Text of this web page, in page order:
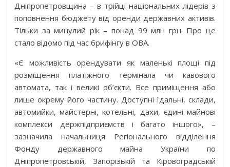
Дніпропетровщина – в трійці національних лідерів з
поповнення бюджету від оренди державних активів.
Тільки за минулий рік – понад 99 млн грн. Про це
стало відомо під час брифінгу в ОВА.
«Є можливість орендувати як маленькі площі під
розміщення платіжного термінала чи кавового
автомата, так і великі об’єкти. Все приміщення або
лише окрему його частину. Доступні їдальні, склади,
автомийки, майстерні, котельні, дахи, єдині майнові
комплекси держпідприємств і багато іншого», –
зазначила начальниця Регіонального відділення
Фонду державного майна України по
Дніпропетровській, Запорізькій та Кіровоградській